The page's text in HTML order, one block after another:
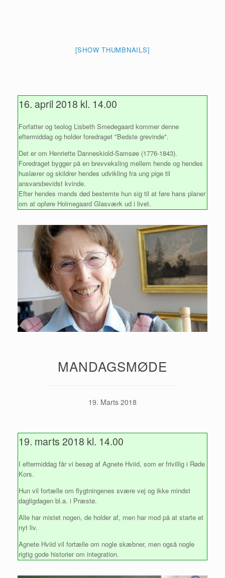
[SHOW THUMBNAILS]
16. april 2018 kl. 14.00
Forfatter og teolog Lisbeth Smedegaard kommer denne
eftermiddag og holder foredraget "Bedste grevinde".
Det er om Henriette Danneskiold-Samsøe (1776-1843).
Foredraget bygger på en brevveksling mellem hende og hendes
huslærer og skildrer hendes udvikling fra ung pige til
ansvarsbevidst kvinde.
Efter hendes mands død bestemte hun sig til at føre hans planer
om at opføre Holmegaard Glasværk ud i livet.
MANDAGSMØDE
19. Marts 2018
19. marts 2018 kl. 14.00
I eftermiddag får vi besøg af Agnete Hviid, som er frivillig i Røde
Kors.
Hun vil fortælle om flygtningenes svære vej og ikke mindst
dagligdagen bl.a. i Præstø.
Alle har mistet nogen, de holder af, men har mod på at starte et
nyt liv.
Agnete Hviid vil fortælle om nogle skæbner, men også nogle
rigtig gode historier om integration.